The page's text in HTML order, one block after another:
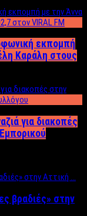
εκπομπή
Καράλη στους
για διακοπές
βραδιές» στην